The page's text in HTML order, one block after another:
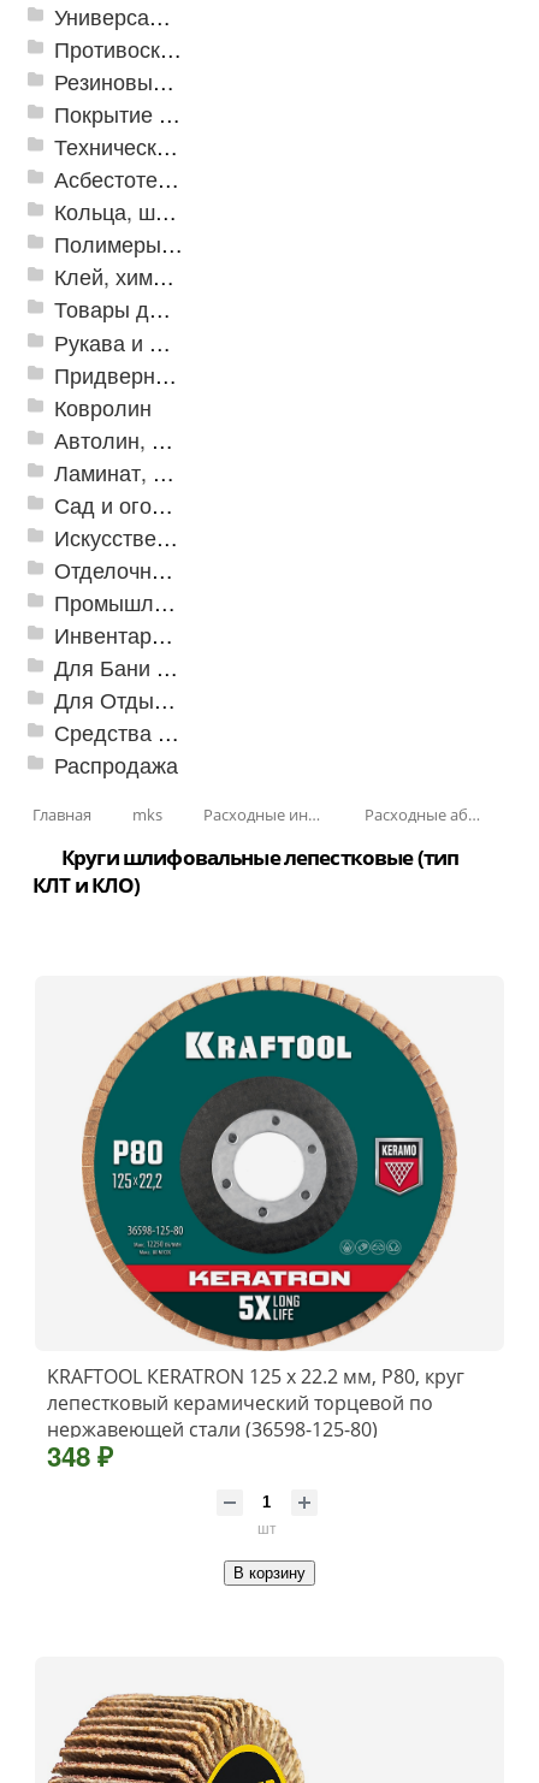
Универсальные модульные покрытия
Противоскользящая защита для лестниц, профили, ленты
Резиновые и ПВХ дорожки
Покрытие из резиновой крошки
Техническая резина
Асбестотехнические и теплоизоляционные материалы
Кольца, шайбы, манжеты
Полимеры и пластики
Клей, химия, сопутствующие товары
Товары для дома
Рукава и шланги промышленные
Придверные решетки
Ковролин
Автолин, Транслин, Линолеум
Ламинат, Кварцвиниловая плитка SPC
Сад и огород
Искусственная трава
Отделочные профили
Промышленный текстиль
Инвентарь для клининга
Для Бани и Сауны
Для Отдыха и Пикника
Средства от насекомых и садовых вредителей
Распродажа
Главная mks Расходные инструменты Расходные абразивные инструменты
Круги шлифовальные лепестковые (тип
КЛТ и КЛО)
KRAFTOOL КERATRON 125 х 22.2 мм, P80, круг
лепестковый керамический торцевой по
нержавеющей стали (36598-125-80)
348 ₽
шт
В корзину